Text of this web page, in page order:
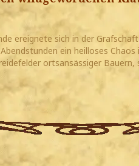
ereignete sich in der
ein heilloses Chaos
ortsansässiger